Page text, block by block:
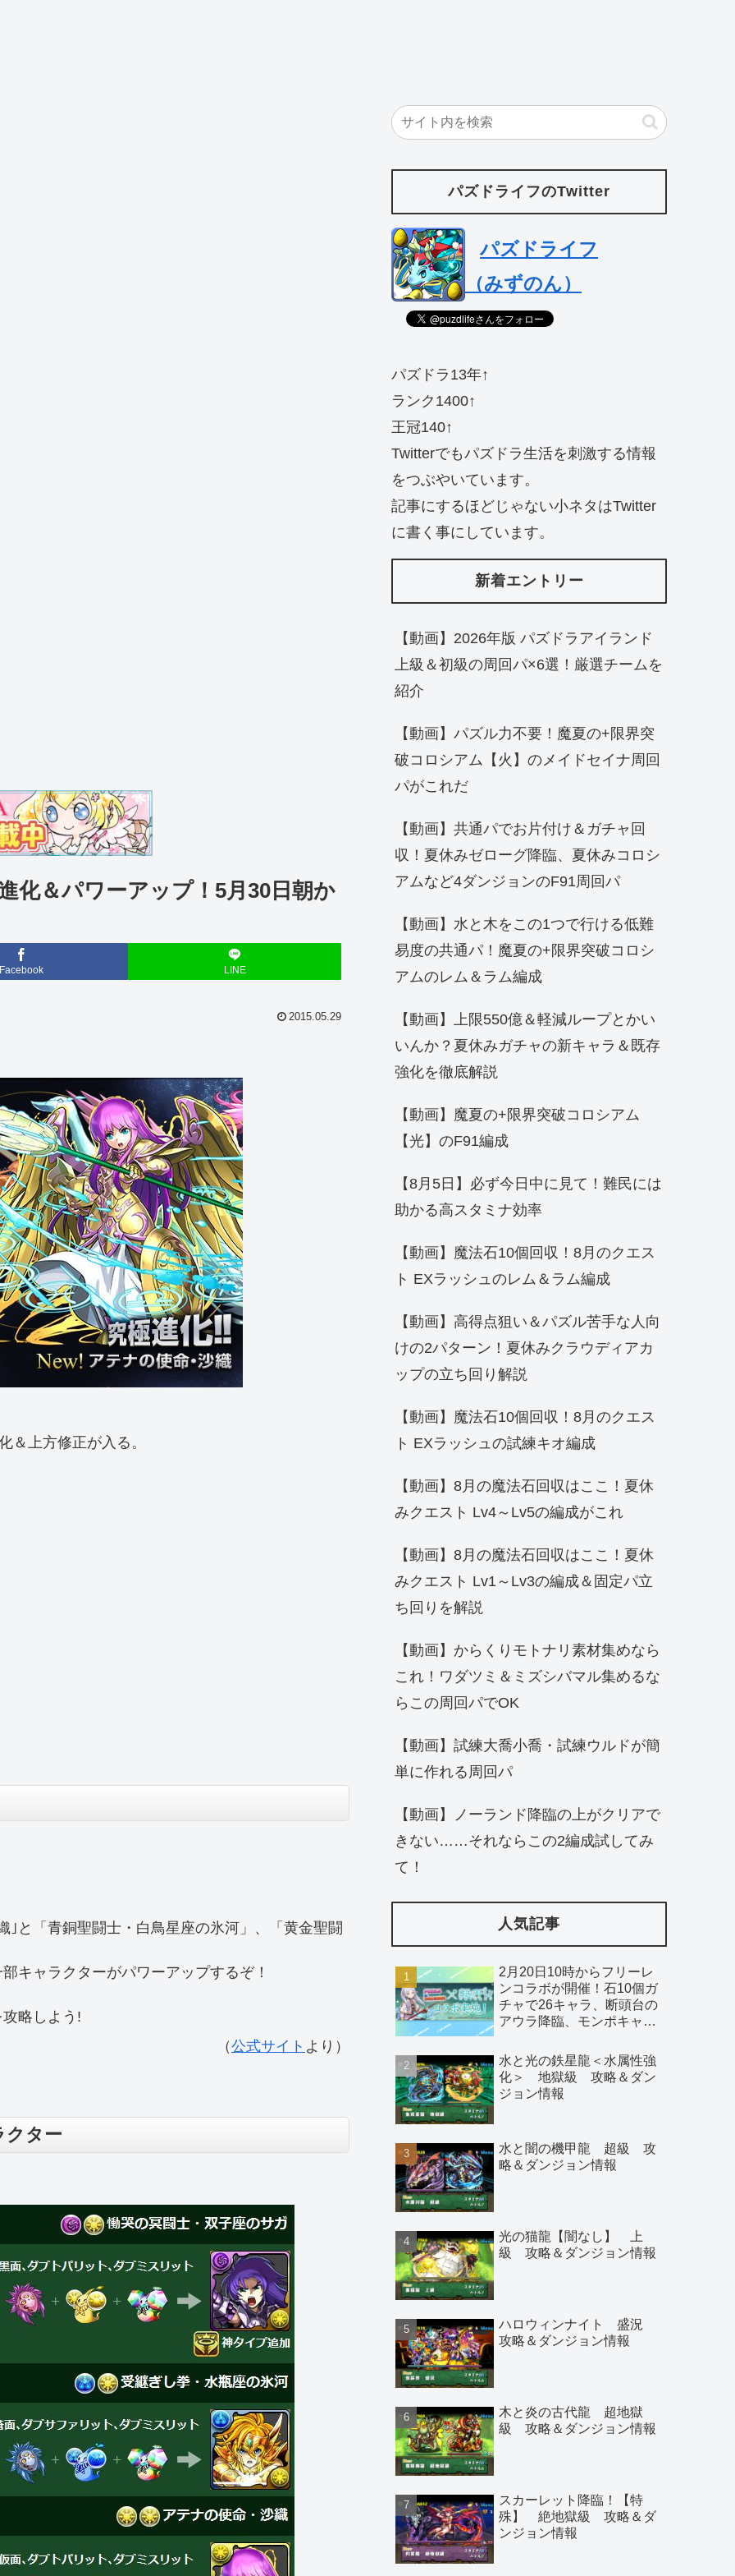
化＆パワーアップ！5月30日朝か
Facebook LINE
2015.05.29
＆上方修正が入る。
と「青銅聖闘士・白鳥星座の氷河」、「黄金聖闘
キャラクターがパワーアップするぞ！
略しよう!
（公式サイト より）
クター
パズドライフのTwitter
パズドライフ
（みずのん）
パズドラ13年↑
ランク1400↑
王冠140↑
Twitterでもパズドラ生活を刺激する情報
をつぶやいています。
記事にするほどじゃない小ネタはTwitter
に書く事にしています。
新着エントリー
【動画】2026年版 パズドラアイランド
上級＆初級の周回パ×6選！厳選チームを
紹介
【動画】パズル力不要！魔夏の+限界突
破コロシアム【火】のメイドセイナ周回
パがこれだ
【動画】共通パでお片付け＆ガチャ回
収！夏休みゼローグ降臨、夏休みコロシ
アムなど4ダンジョンのF91周回パ
【動画】水と木をこの1つで行ける低難
易度の共通パ！魔夏の+限界突破コロシ
アムのレム＆ラム編成
【動画】上限550億＆軽減ループとかい
いんか？夏休みガチャの新キャラ＆既存
強化を徹底解説
【動画】魔夏の+限界突破コロシアム
【光】のF91編成
【8月5日】必ず今日中に見て！難民には
助かる高スタミナ効率
【動画】魔法石10個回収！8月のクエス
ト EXラッシュのレム＆ラム編成
【動画】高得点狙い＆パズル苦手な人向
けの2パターン！夏休みクラウディアカ
ップの立ち回り解説
【動画】魔法石10個回収！8月のクエス
ト EXラッシュの試練キオ編成
【動画】8月の魔法石回収はここ！夏休
みクエスト Lv4～Lv5の編成がこれ
【動画】8月の魔法石回収はここ！夏休
みクエスト Lv1～Lv3の編成＆固定パ立
ち回りを解説
【動画】からくりモトナリ素材集めなら
これ！ワダツミ＆ミズシバマル集めるな
らこの周回パでOK
【動画】試練大喬小喬・試練ウルドが簡
単に作れる周回パ
【動画】ノーランド降臨の上がクリアで
きない……それならこの2編成試してみ
て！
人気記事
2月20日10時からフリーレ
ンコラボが開催！石10個ガ
チャで26キャラ、断頭台の
アウラ降臨、モンポキャラ
水と光の鉄星龍＜水属性強
化＞ 地獄級 攻略＆ダン
ジョン情報
水と闇の機甲龍 超級 攻
略＆ダンジョン情報
光の猫龍【闇なし】 上
級 攻略＆ダンジョン情報
ハロウィンナイト 盛況
攻略＆ダンジョン情報
木と炎の古代龍 超地獄
級 攻略＆ダンジョン情報
スカーレット降臨！【特
殊】 絶地獄級 攻略＆ダ
ンジョン情報